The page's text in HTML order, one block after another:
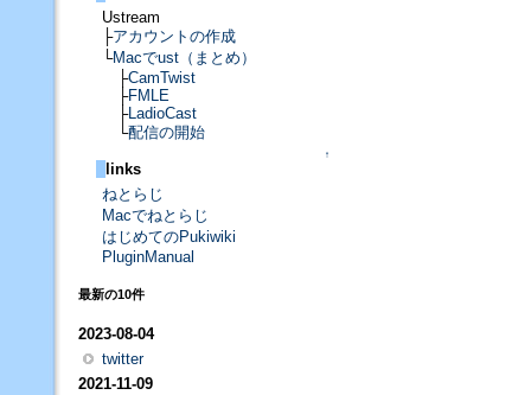
Ustream
├アカウントの作成
└Macでust（まとめ）
├CamTwist
├FMLE
├LadioCast
└配信の開始
↑
links
ねとらじ
Macでねとらじ
はじめてのPukiwiki
PluginManual
最新の10件
2023-08-04
twitter
2021-11-09